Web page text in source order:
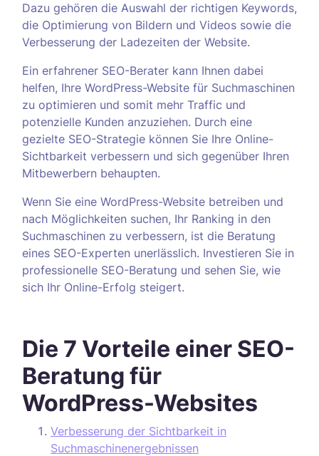
Dazu gehören die Auswahl der richtigen Keywords,
die Optimierung von Bildern und Videos sowie die
Verbesserung der Ladezeiten der Website.
Ein erfahrener SEO-Berater kann Ihnen dabei
helfen, Ihre WordPress-Website für Suchmaschinen
zu optimieren und somit mehr Traffic und
potenzielle Kunden anzuziehen. Durch eine
gezielte SEO-Strategie können Sie Ihre Online-
Sichtbarkeit verbessern und sich gegenüber Ihren
Mitbewerbern behaupten.
Wenn Sie eine WordPress-Website betreiben und
nach Möglichkeiten suchen, Ihr Ranking in den
Suchmaschinen zu verbessern, ist die Beratung
eines SEO-Experten unerlässlich. Investieren Sie in
professionelle SEO-Beratung und sehen Sie, wie
sich Ihr Online-Erfolg steigert.
Die 7 Vorteile einer SEO-
Beratung für
WordPress-Websites
Verbesserung der Sichtbarkeit in
Suchmaschinenergebnissen